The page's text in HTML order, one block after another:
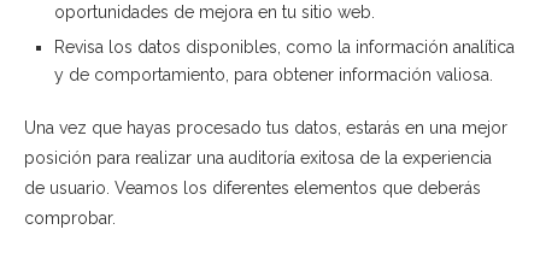
oportunidades de mejora en tu sitio web.
Revisa los datos disponibles, como la información analítica
y de comportamiento, para obtener información valiosa.
Una vez que hayas procesado tus datos, estarás en una mejor
posición para realizar una auditoría exitosa de la experiencia
de usuario. Veamos los diferentes elementos que deberás
comprobar.